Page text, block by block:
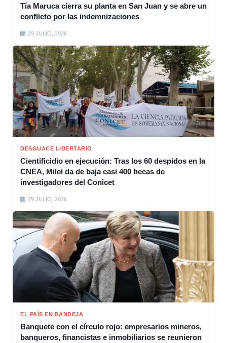
Tía Maruca cierra su planta en San Juan y se abre un
conflicto por las indemnizaciones
29 JULIO, 2026
DESGUACE LIBERTARIO
Cientificidio en ejecución: Tras los 60 despidos en la
CNEA, Milei da de baja casi 400 becas de
investigadores del Conicet
29 JULIO, 2026
EL PAÍS EN BANDEJA
Banquete con el círculo rojo: empresarios mineros,
banqueros, financistas e inmobiliarios se reunieron